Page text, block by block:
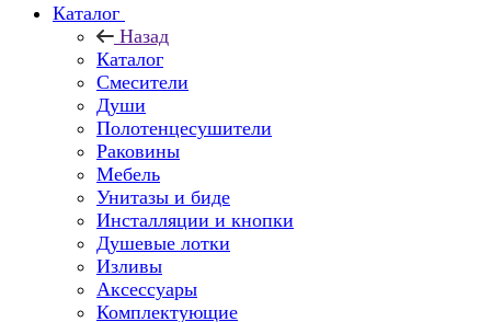
Каталог
Назад
Каталог
Смесители
Души
Полотенцесушители
Раковины
Мебель
Унитазы и биде
Инсталляции и кнопки
Душевые лотки
Изливы
Аксессуары
Комплектующие